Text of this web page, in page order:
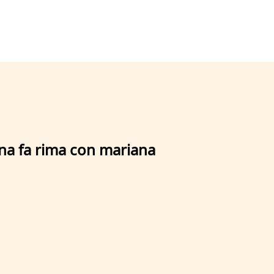
fa rima con mariana